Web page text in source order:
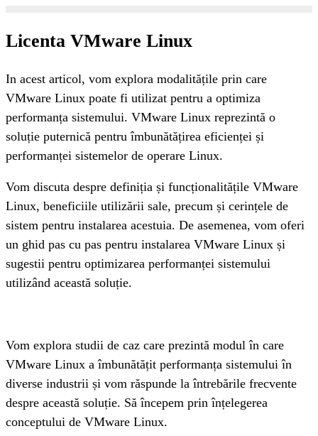
Licenta VMware Linux
In acest articol, vom explora modalitățile prin care
VMware Linux poate fi utilizat pentru a optimiza
performanța sistemului. VMware Linux reprezintă o
soluție puternică pentru îmbunătățirea eficienței și
performanței sistemelor de operare Linux.
Vom discuta despre definiția și funcționalitățile VMware
Linux, beneficiile utilizării sale, precum și cerințele de
sistem pentru instalarea acestuia. De asemenea, vom oferi
un ghid pas cu pas pentru instalarea VMware Linux și
sugestii pentru optimizarea performanței sistemului
utilizând această soluție.
Vom explora studii de caz care prezintă modul în care
VMware Linux a îmbunătățit performanța sistemului în
diverse industrii și vom răspunde la întrebările frecvente
despre această soluție. Să începem prin înțelegerea
conceptului de VMware Linux.